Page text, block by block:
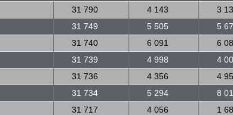
31 790 4 143 3
31 749 5 505 5
31 740 6 091 6
31 739 4 998 4
31 736 4 356 4
31 734 5 294 8
31 717 4 056 1